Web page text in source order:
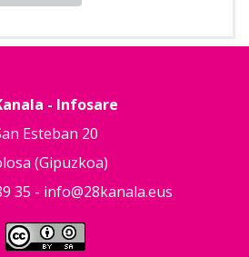
- Infosare
Esteban 20
(Gipuzkoa)
35 - info@28kanala.eus